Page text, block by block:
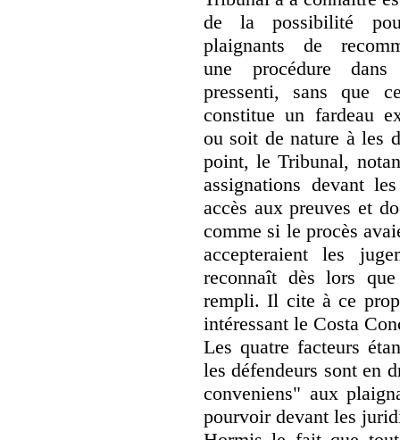
de la possibilité
plaignants de
une procédure dans
pressenti, sans que
constitue un fardeau
ou soit de nature à les
point, le Tribunal,
assignations devant
accès aux preuves et
comme si le procès
accepteraient les
reconnaît dès lors
rempli. Il cite à ce
intéressant le Costa
Les quatre facteurs
les défendeurs sont en
conveniens" aux
pourvoir devant les